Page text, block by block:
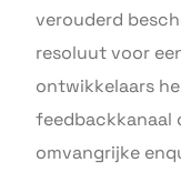
verouderd
resoluut voor
ontwikkelaars
feedbackkanaal
omvangrijke